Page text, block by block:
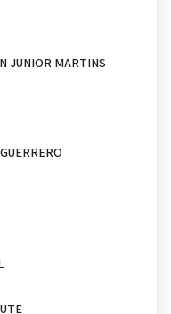
JUNIOR MARTINS